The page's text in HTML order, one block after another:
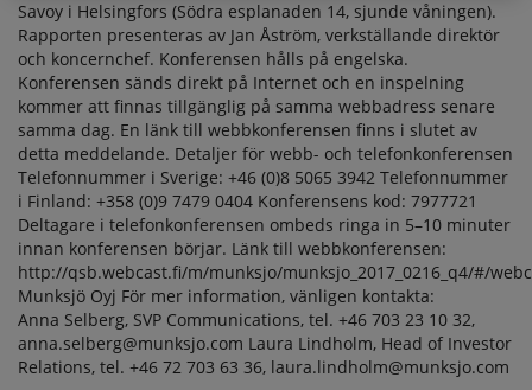
Savoy i Helsingfors (Södra esplanaden 14, sjunde våningen).
Rapporten presenteras av Jan Åström, verkställande direktör
och koncernchef. Konferensen hålls på engelska.
Konferensen sänds direkt på Internet och en inspelning
kommer att finnas tillgänglig på samma webbadress senare
samma dag. En länk till webbkonferensen finns i slutet av
detta meddelande. Detaljer för webb- och telefonkonferensen
Telefonnummer i Sverige: +46 (0)8 5065 3942 Telefonnummer
i Finland: +358 (0)9 7479 0404 Konferensens kod: 7977721
Deltagare i telefonkonferensen ombeds ringa in 5–10 minuter
innan konferensen börjar. Länk till webbkonferensen:
http://qsb.webcast.fi/m/munksjo/munksjo_2017_0216_q4/#/
Munksjö Oyj För mer information, vänligen kontakta:
Anna Selberg, SVP Communications, tel. +46 703 23 10 32,
anna.selberg@munksjo.com Laura Lindholm, Head of Investor
Relations, tel. +46 72 703 63 36, laura.lindholm@munksjo.com